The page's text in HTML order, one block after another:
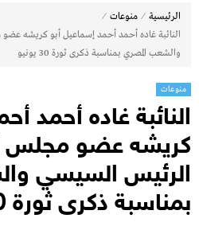
الرئيسية ⁄ منوعات ⁄
النائبة غاده أحمد أحمد إسماعيل أبو كريشه
والشعب المصري بمناسبة ذكرى ثورة 30 يونيو
منوعات
النائبة غاده أحمد
كريشه عضو مجلس
الرئيس السيسي
بمناسبة ذكرى ثورة 30 يونيو